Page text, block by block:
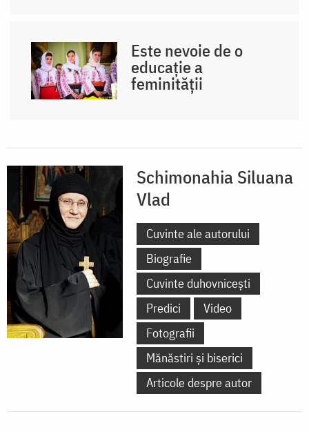
Este nevoie de o
educație a
feminității
Schimonahia Siluana
Vlad
Cuvinte ale autorului
Biografie
Cuvinte duhovnicești
Predici
Video
Fotografii
Mănăstiri și biserici
Articole despre autor